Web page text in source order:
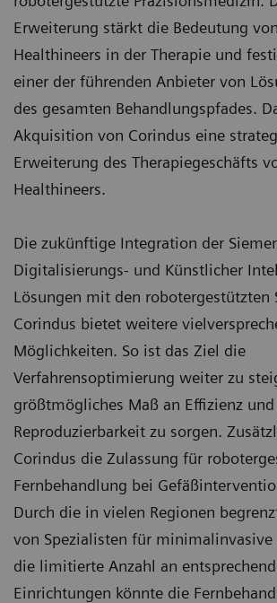
Erweiterung stärkt die Bedeutung
Healthineers in der Therapie und
einer der führenden Anbieter von
des gesamten Behandlungspfades.
Akquisition von Corindus eine
Erweiterung des Therapiegeschäfts
Healthineers.
Die zukünftige Integration der
Digitalisierungs- und Künstlicher
Lösungen mit den robotergestützten
Corindus bietet weitere
Möglichkeiten. So ist das Ziel die
Verfahrensoptimierung weiter zu
größtmögliches Maß an Effizienz
Reproduzierbarkeit zu sorgen.
Corindus die Zulassung für
Fernbehandlung bei
Durch die in vielen Regionen
von Spezialisten für minimalinvasive
die limitierte Anzahl an
Einrichtungen könnte die